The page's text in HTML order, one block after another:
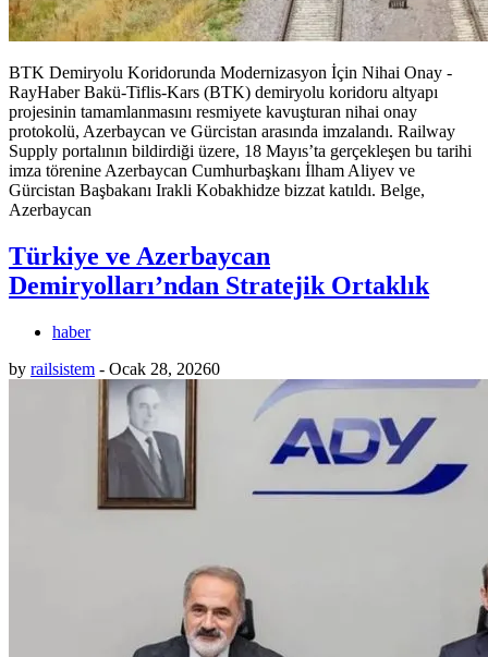
BTK Demiryolu Koridorunda Modernizasyon İçin Nihai Onay -
RayHaber Bakü-Tiflis-Kars (BTK) demiryolu koridoru altyapı
projesinin tamamlanmasını resmiyete kavuşturan nihai onay
protokolü, Azerbaycan ve Gürcistan arasında imzalandı. Railway
Supply portalının bildirdiği üzere, 18 Mayıs’ta gerçekleşen bu tarihi
imza törenine Azerbaycan Cumhurbaşkanı İlham Aliyev ve
Gürcistan Başbakanı Irakli Kobakhidze bizzat katıldı. Belge,
Azerbaycan
Türkiye ve Azerbaycan
Demiryolları’ndan Stratejik Ortaklık
haber
by railsistem - Ocak 28, 20260